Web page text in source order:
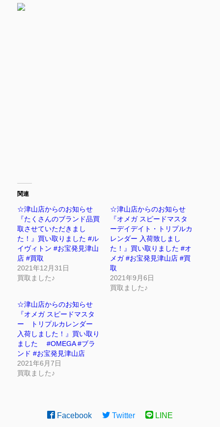
関連
☆津山店からのお知らせ
『たくさんのブランド品買
取させていただきまし
た！』買い取りました #ル
イヴィトン #お宝発見津山
店 #買取
2021年12月31日
買取ました♪
☆津山店からのお知らせ
『オメガ スピードマスタ
ーデイデイト・トリプルカ
レンダー 入荷致しまし
た！』買い取りました #オ
メガ #お宝発見津山店 #買
取
2021年9月6日
買取ました♪
☆津山店からのお知らせ
『オメガ スピードマスタ
ー トリプルカレンダー
入荷しました！』買い取り
ました #OMEGA #ブラ
ンド #お宝発見津山店
2021年6月7日
買取ました♪
Facebook Twitter LINE